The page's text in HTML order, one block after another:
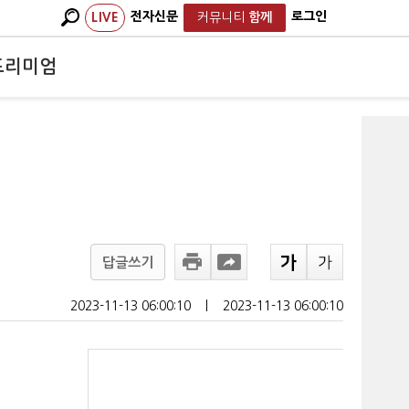
LIVE 전자신문 커뮤니티 함께 로그인
리미엄
답글쓰기
2023-11-13 06:00:10 2023-11-13 06:00:10